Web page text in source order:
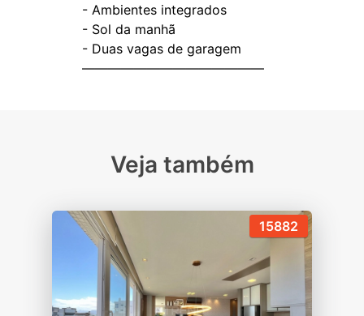
- ⁠Ambientes integrados
- ⁠Sol da manhã
- ⁠Duas vagas de garagem
——————————————
Veja também
15882